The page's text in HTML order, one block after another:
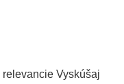
relevancie Vyskúšaj